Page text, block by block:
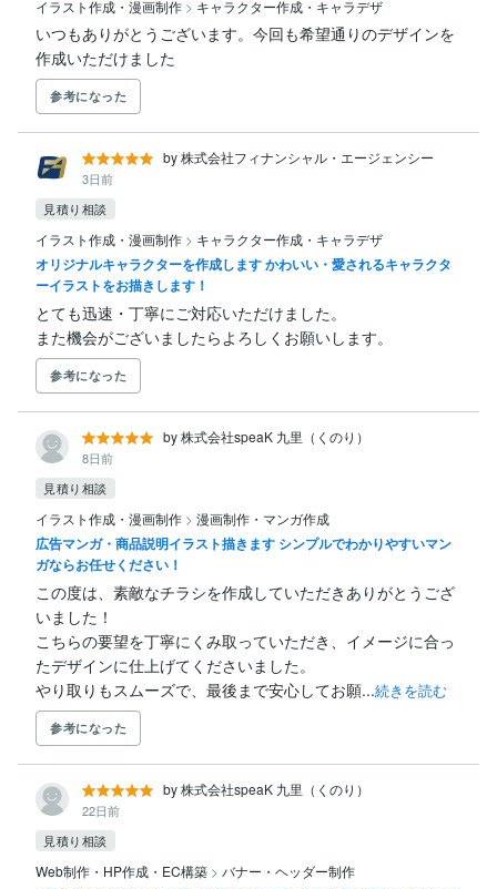
イラスト作成・漫画制作 > キャラクター作成・キャラデザ
いつもありがとうございます。今回も希望通りのデザインを
作成いただけました
参考になった
by 株式会社フィナンシャル・エージェンシー
3日前
見積り相談
イラスト作成・漫画制作 > キャラクター作成・キャラデザ
オリジナルキャラクターを作成します かわいい・愛されるキャラクタ
ーイラストをお描きします！
とても迅速・丁寧にご対応いただけました。
また機会がございましたらよろしくお願いします。
参考になった
by 株式会社speaK 九里（くのり）
8日前
見積り相談
イラスト作成・漫画制作 > 漫画制作・マンガ作成
広告マンガ・商品説明イラスト描きます シンプルでわかりやすいマン
ガならお任せください！
この度は、素敵なチラシを作成していただきありがとうござ
いました！
こちらの要望を丁寧にくみ取っていただき、イメージに合っ
たデザインに仕上げてくださいました。
やり取りもスムーズで、最後まで安心してお願...続きを読む
参考になった
by 株式会社speaK 九里（くのり）
22日前
見積り相談
Web制作・HP作成・EC構築 > バナー・ヘッダー制作